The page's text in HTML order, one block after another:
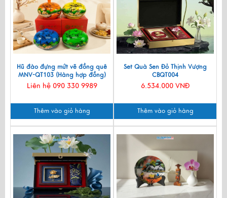
Hũ đào đựng mứt vẽ đồng quê
MNV-QT103 (Hàng hợp đồng)
Liên hệ 090 330 9989
Thêm vào giỏ hàng
Set Quà Sen Đỏ Thịnh Vượng
CBQT004
6.534.000 VNĐ
Thêm vào giỏ hàng